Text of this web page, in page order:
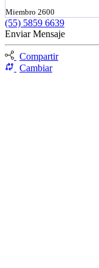
Miembro 2600
(55) 5859 6639
Enviar Mensaje
Compartir
Cambiar